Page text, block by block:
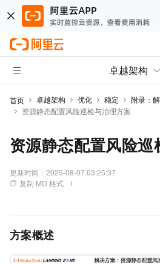
卓越架构
首页 卓越架构 优化 稳定
附录：
资源静态配置风险巡检与治理方案
资源静态配置风险
更新时间： 2025-08-07 03:25:37
复制 MD 格式
方案概述